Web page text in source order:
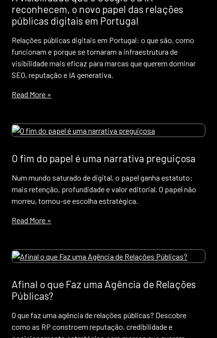
reconhecem, o novo papel das relações
públicas digitais em Portugal
Relações públicas digitais em Portugal: o que são, como
funcionam e porque se tornaram a infraestrutura de
visibilidade mais eficaz para marcas que querem dominar
SEO, reputação e IA generativa.
Read More »
O fim do papel é uma narrativa preguiçosa
Num mundo saturado de digital, o papel ganha estatuto:
mais retenção, profundidade e valor editorial. O papel não
morreu, tornou-se escolha estratégica.
Read More »
Afinal o que Faz uma Agência de Relações
Públicas?
O que faz uma agência de relações públicas? Descobre
como as RP constroem reputação, credibilidade e